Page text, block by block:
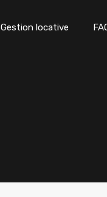
Gestion locative